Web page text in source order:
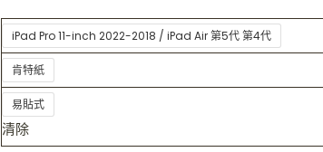
iPad Pro 11-inch 2022-2018 / iPad Air 第5代 第4代
肯特紙
易貼式
清除